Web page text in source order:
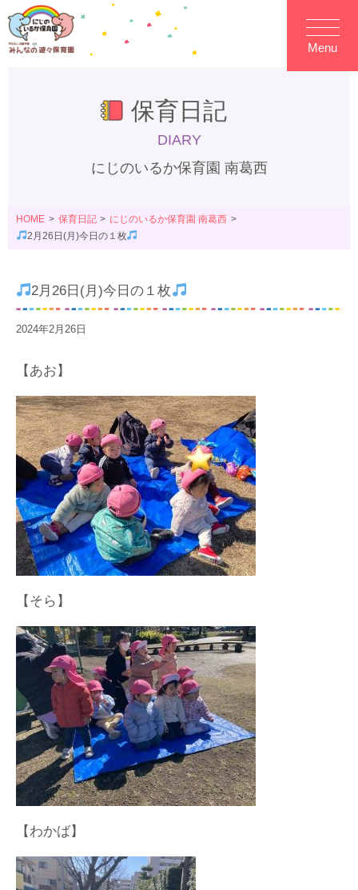
Menu
保育日記
DIARY
にじのいるか保育園 南葛西
HOME 保育日記
にじのいるか保育園 南葛西
2月26日(月)今日の１枚
2月26日(月)今日の１枚
2024年2月26日
【あお】
【そら】
【わかば】